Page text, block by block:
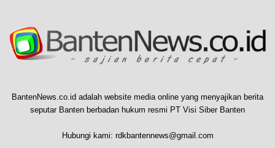
BantenNews.co.id adalah website media online yang menyajikan berita
seputar Banten berbadan hukum resmi PT Visi Siber Banten
Hubungi kami: rdkbantennews@gmail.com